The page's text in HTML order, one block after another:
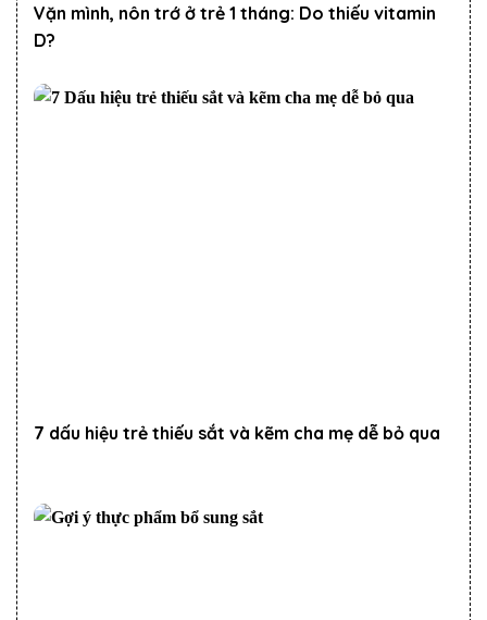
Vặn mình, nôn trớ ở trẻ 1 tháng: Do thiếu vitamin
D?
7 dấu hiệu trẻ thiếu sắt và kẽm cha mẹ dễ bỏ qua